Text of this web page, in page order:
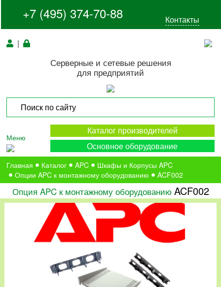
+7 (495) 374-70-88 Контакты
|
Серверные и сетевые решения
для предприятий
Меню
Каталог производителей
Основное оборудование
Главная Каталог APC
Шкафы и Корпусы APC
Опции APC к монтажному оборудованию
ACF002
Опция APC к монтажному оборудованию ACF002